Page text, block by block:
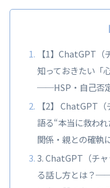
【1】ChatGPT
知っておきたい「
──HSP・自己否
【2】 ChatGPT
語る“本当に救わ
関係・親との確執
3. ChatGPT（チ
る話し方とは？